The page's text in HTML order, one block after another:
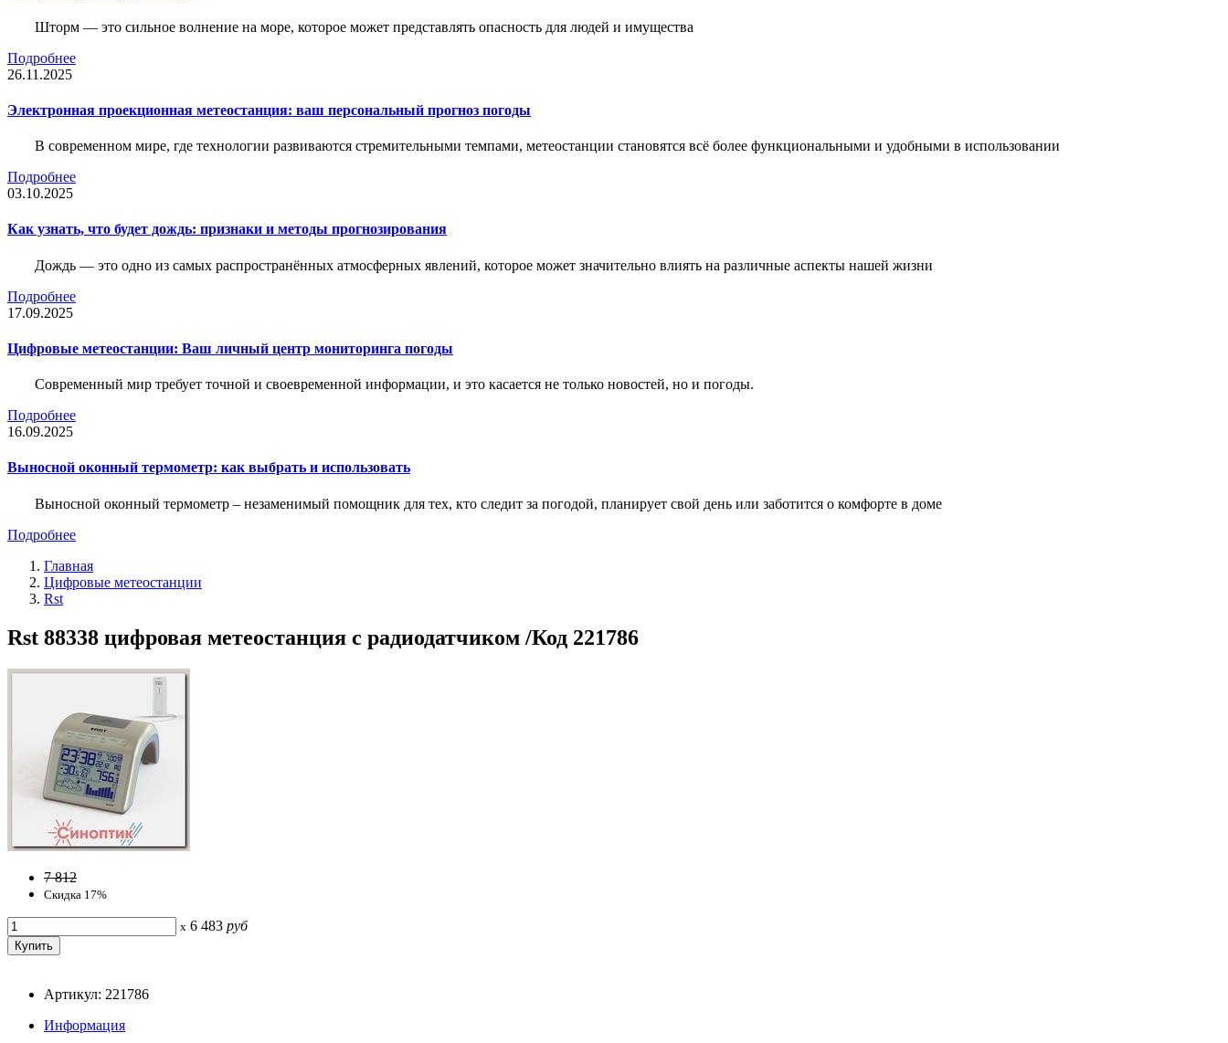
Шторм — это сильное волнение на море, которое может представлять опасность для людей и имущества
Подробнее
26.11.2025
Электронная проекционная метеостанция: ваш персональный прогноз погоды
В современном мире, где технологии развиваются стремительными темпами, метеостанции становятся всё более функциональными и удобными в использовании
Подробнее
03.10.2025
Как узнать, что будет дождь: признаки и методы прогнозирования
Дождь — это одно из самых распространённых атмосферных явлений, которое может значительно влиять на различные аспекты нашей жизни
Подробнее
17.09.2025
Цифровые метеостанции: Ваш личный центр мониторинга погоды
Современный мир требует точной и своевременной информации, и это касается не только новостей, но и погоды.
Подробнее
16.09.2025
Выносной оконный термометр: как выбрать и использовать
Выносной оконный термометр – незаменимый помощник для тех, кто следит за погодой, планирует свой день или заботится о комфорте в доме
Подробнее
Главная
Цифровые метеостанции
Rst
Rst 88338 цифровая метеостанция с радиодатчиком /Код 221786
7 812
Скидка 17%
x 6 483 руб
Артикул: 221786
Информация